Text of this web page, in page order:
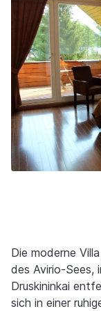
Die moderne
des Avirio-Sees,
Druskininkai
sich in einer